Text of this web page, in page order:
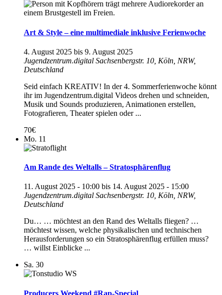
Art & Style – eine multimediale inklusive Ferienwoche
4. August 2025 bis 9. August 2025
Jugendzentrum.digital Sachsenbergstr. 10, Köln, NRW,
Deutschland
Seid einfach KREATIV! In der 4. Sommerferienwoche könnt
ihr im Jugendzentrum.digital Videos drehen und schneiden,
Musik und Sounds produzieren, Animationen erstellen,
Fotografieren, Theater spielen oder ...
70€
Mo. 11
Am Rande des Weltalls – Stratosphärenflug
11. August 2025 - 10:00 bis 14. August 2025 - 15:00
Jugendzentrum.digital Sachsenbergstr. 10, Köln, NRW,
Deutschland
Du… … möchtest an den Rand des Weltalls fliegen? …
möchtest wissen, welche physikalischen und technischen
Herausforderungen so ein Stratosphärenflug erfüllen muss?
… willst Einblicke ...
Sa. 30
Producers Weekend #Rap-Special